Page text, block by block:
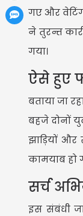
गए और
ने तुरन्त
गया।
ऐसे हुए
बताया जा
बहजे दोनों
झाड़ियों
कामयाब हो
सर्च
इस संबंधी